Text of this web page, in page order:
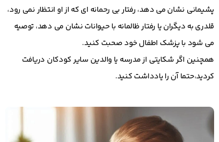
پشیمانی نشان می دهد، رفتار بی رحمانه ای که از او انتظار نمی رود،
قلدری به دیگران یا رفتار ظالمانه با حیوانات نشان می دهد، توصیه
می شود با پزشک اطفال خود صحبت کنید.
همچنین اگر شکایتی از مدرسه یا والدین سایر کودکان دریافت
کردید،حتما آن را یادداشت کنید.